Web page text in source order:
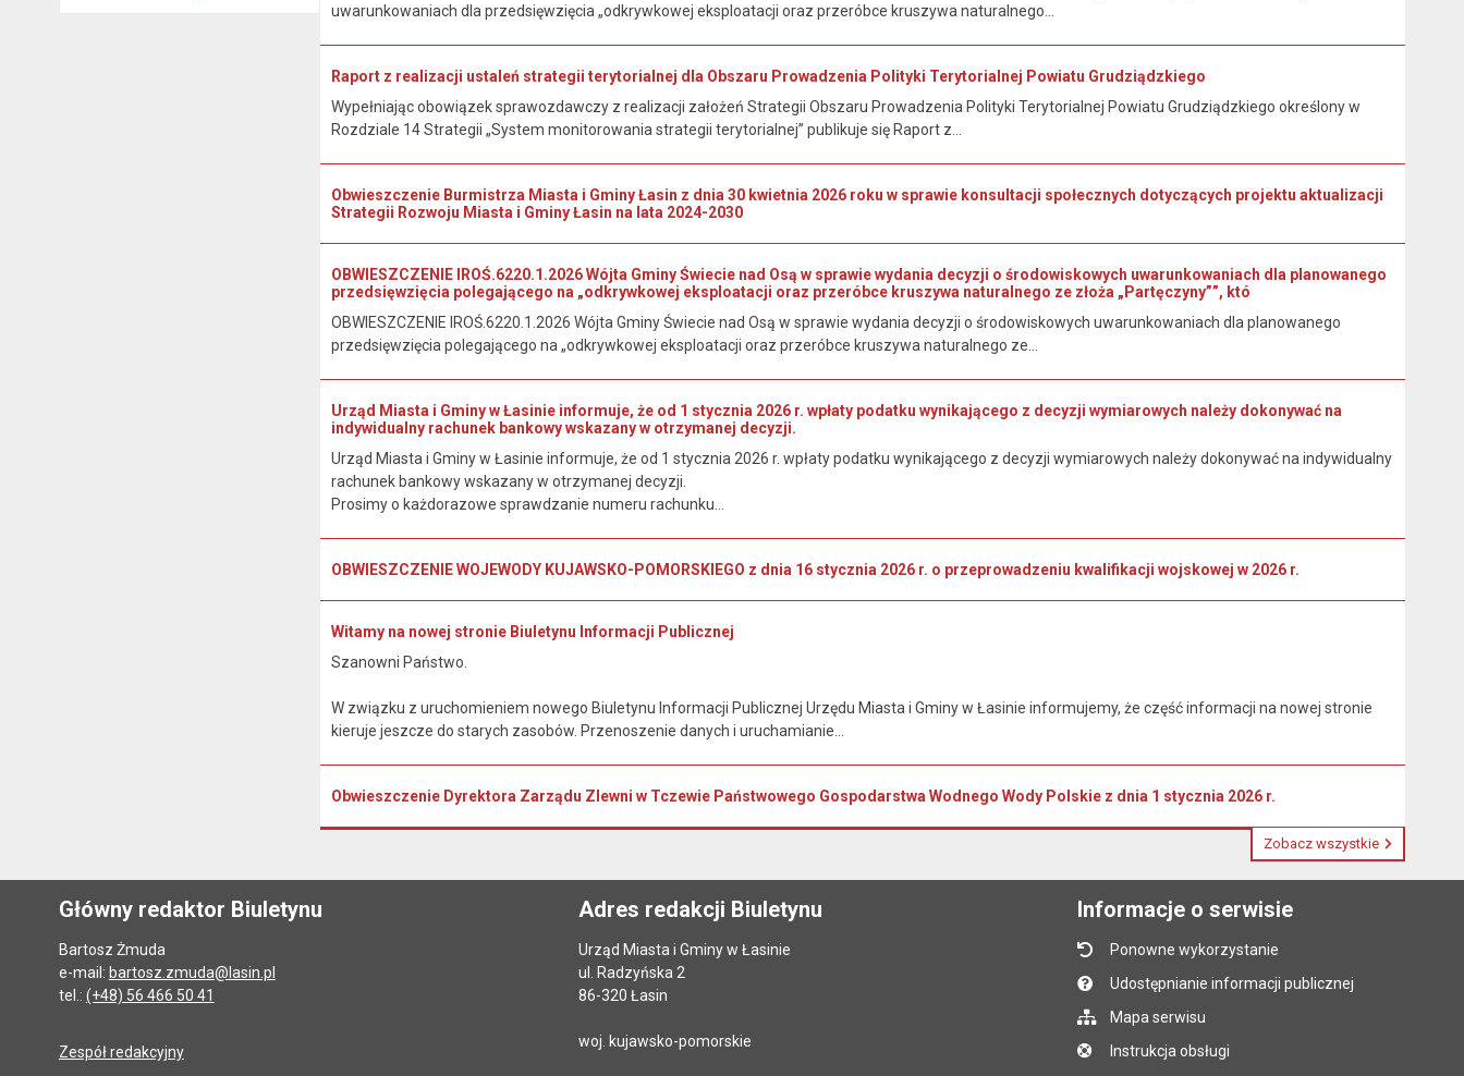
uwarunkowaniach dla przedsięwzięcia „odkrywkowej eksploatacji oraz przeróbce kruszywa naturalnego...
Raport z realizacji ustaleń strategii terytorialnej dla Obszaru Prowadzenia Polityki Terytorialnej Powiatu Grudziądzkiego
Wypełniając obowiązek sprawozdawczy z realizacji założeń Strategii Obszaru Prowadzenia Polityki Terytorialnej Powiatu Grudziądzkiego określony w
Rozdziale 14 Strategii „System monitorowania strategii terytorialnej” publikuje się Raport z...
Obwieszczenie Burmistrza Miasta i Gminy Łasin z dnia 30 kwietnia 2026 roku w sprawie konsultacji społecznych dotyczących projektu aktualizacji
Strategii Rozwoju Miasta i Gminy Łasin na lata 2024-2030
OBWIESZCZENIE IROŚ.6220.1.2026 Wójta Gminy Świecie nad Osą w sprawie wydania decyzji o środowiskowych uwarunkowaniach dla planowanego
przedsięwzięcia polegającego na „odkrywkowej eksploatacji oraz przeróbce kruszywa naturalnego ze złoża „Partęczyny””, któ
OBWIESZCZENIE IROŚ.6220.1.2026 Wójta Gminy Świecie nad Osą w sprawie wydania decyzji o środowiskowych uwarunkowaniach dla planowanego
przedsięwzięcia polegającego na „odkrywkowej eksploatacji oraz przeróbce kruszywa naturalnego ze...
Urząd Miasta i Gminy w Łasinie informuje, że od 1 stycznia 2026 r. wpłaty podatku wynikającego z decyzji wymiarowych należy dokonywać na
indywidualny rachunek bankowy wskazany w otrzymanej decyzji.
Urząd Miasta i Gminy w Łasinie informuje, że od 1 stycznia 2026 r. wpłaty podatku wynikającego z decyzji wymiarowych należy dokonywać na indywidualny
rachunek bankowy wskazany w otrzymanej decyzji.
Prosimy o każdorazowe sprawdzanie numeru rachunku...
OBWIESZCZENIE WOJEWODY KUJAWSKO-POMORSKIEGO z dnia 16 stycznia 2026 r. o przeprowadzeniu kwalifikacji wojskowej w 2026 r.
Witamy na nowej stronie Biuletynu Informacji Publicznej
Szanowni Państwo.
W związku z uruchomieniem nowego Biuletynu Informacji Publicznej Urzędu Miasta i Gminy w Łasinie informujemy, że część informacji na nowej stronie
kieruje jeszcze do starych zasobów. Przenoszenie danych i uruchamianie...
Obwieszczenie Dyrektora Zarządu Zlewni w Tczewie Państwowego Gospodarstwa Wodnego Wody Polskie z dnia 1 stycznia 2026 r.
Zobacz wszystkie
Główny redaktor Biuletynu
Bartosz Żmuda
e-mail: bartosz.zmuda@lasin.pl
tel.: (+48) 56 466 50 41
Zespół redakcyjny
Adres redakcji Biuletynu
Urząd Miasta i Gminy w Łasinie
ul. Radzyńska 2
86-320 Łasin
woj. kujawsko-pomorskie
Informacje o serwisie
Ponowne wykorzystanie
Udostępnianie informacji publicznej
Mapa serwisu
Instrukcja obsługi